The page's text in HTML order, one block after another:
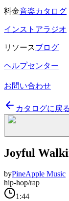
料金音楽カタログ
インストアラジオ
リソースブログ
ヘルプセンター
お問い合わせ
カタログに戻る
Joyful
byPineApple Music
hip-hop/rap
1:44